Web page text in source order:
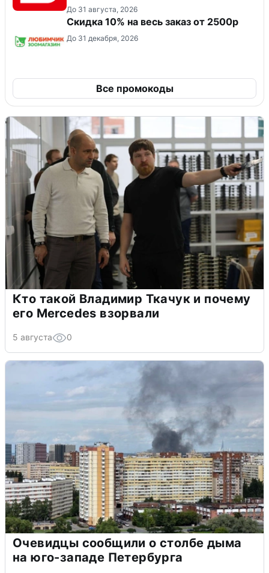
До 31 августа, 2026
Скидка 10% на весь заказ от 2500р
До 31 декабря, 2026
Все промокоды
Кто такой Владимир Ткачук и почему
его Mercedes взорвали
5 августа 0
Очевидцы сообщили о столбе дыма
на юго-западе Петербурга